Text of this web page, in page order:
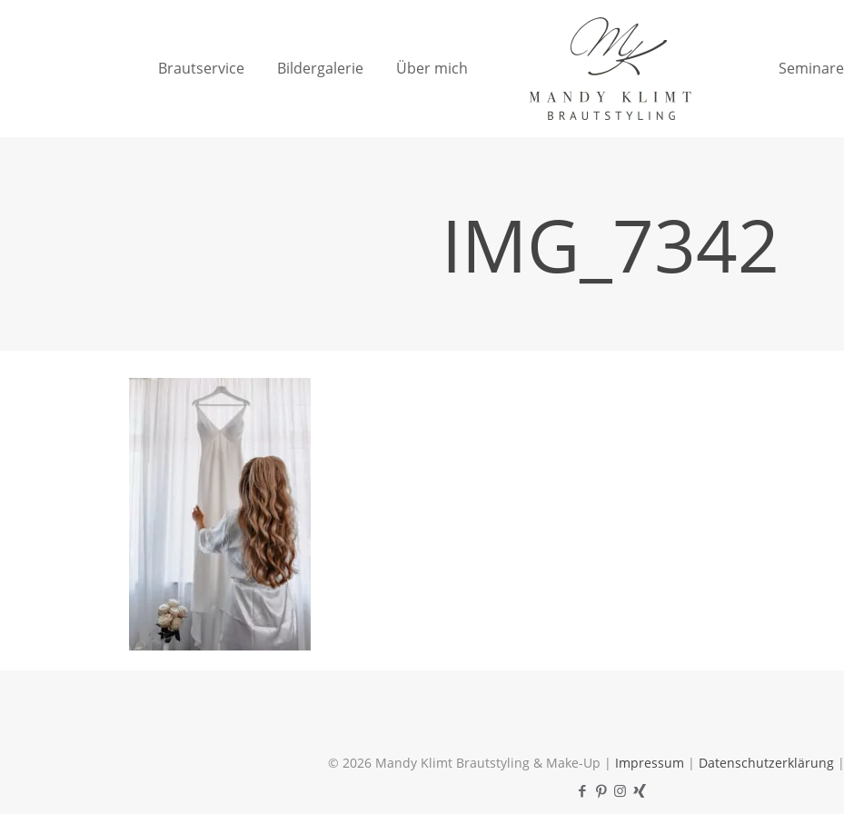
Brautservice Bildergalerie Über mich Seminare
IMG_7342
© 2026 Mandy Klimt Brautstyling & Make-Up | Impressum | Datenschutzerklärung|